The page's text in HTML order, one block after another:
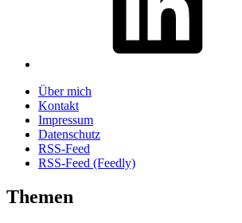
Über mich
Kontakt
Impressum
Datenschutz
RSS-Feed
RSS-Feed (Feedly)
Themen